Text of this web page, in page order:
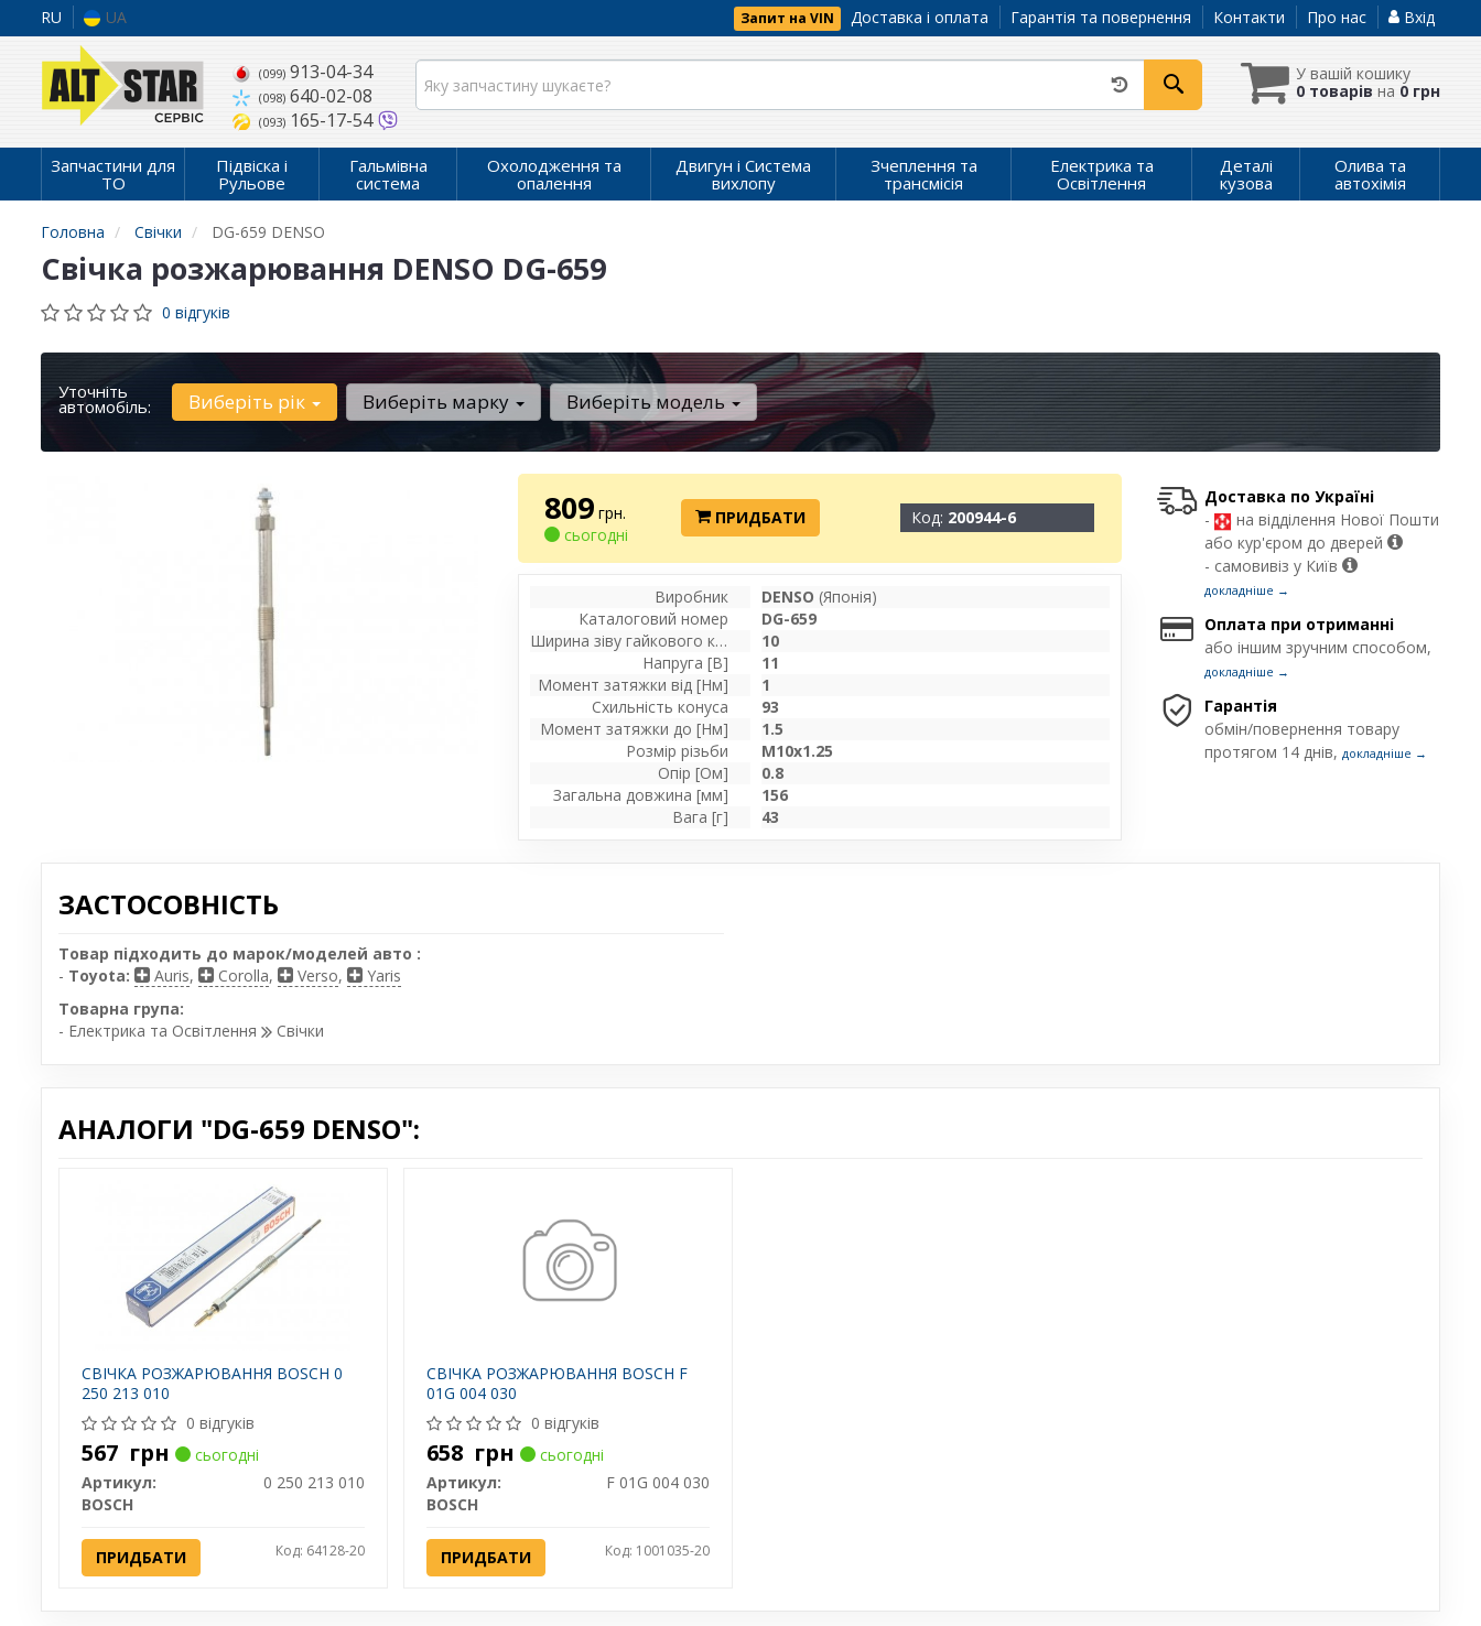
RU UA Запит на VIN Доставка і оплата Гарантія та повернення Контакти Про нас Вхід
(099)913-04-34
(098)640-02-08
(093)165-17-54
У вашій кошику
0 товарів на 0 грн
Запчастини для
ТО
Підвіска і
Рульове
Гальмівна
система
Охолодження та
опалення
Двигун і Система
вихлопу
Зчеплення та
трансмісія
Електрика та
Освітлення
Деталі
кузова
Олива та
автохімія
Головна Свічки DG-659 DENSO
Свічка розжарювання DENSO DG-659
0 відгуків
Уточніть
автомобіль: Виберіть рік Виберіть марку Виберіть модель
809 грн.
сьогодні
ПРИДБАТИ Код: 200944-6
Виробник DENSO (Японія)
Каталоговий номер
DG-659
Ширина зіву гайкового ключа
10
Напруга [В]
11
Момент затяжки від [Нм]
1
Схильність конуса
93
Момент затяжки до [Нм]
1.5
Розмір різьби
M10x1.25
Опір [Ом]
0.8
Загальна довжина [мм]
156
Вага [г]
43
Доставка по Україні
-
на відділення Нової Пошти
або кур'єром до дверей
- самовивіз у Київ
докладніше →
Оплата при отриманні
або іншим зручним способом,
докладніше →
Гарантія
обмін/повернення товару
протягом 14 днів,докладніше →
ЗАСТОСОВНІСТЬ
Товар підходить до марок/моделей авто :
- Toyota: Auris, Corolla, Verso,
Yaris
Товарна група:
- Електрика та Освітлення
Свічки
АНАЛОГИ "DG-659 DENSO":
СВІЧКА РОЗЖАРЮВАННЯ BOSCH 0
250 213 010
0 відгуків
567 грн
сьогодні
Артикул:
0 250 213 010
BOSCH
ПРИДБАТИ Код: 64128-20
СВІЧКА РОЗЖАРЮВАННЯ BOSCH F
01G 004 030
0 відгуків
658 грн
сьогодні
Артикул:
F 01G 004 030
BOSCH
ПРИДБАТИ Код: 1001035-20